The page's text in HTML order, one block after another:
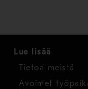
Lue lisää
Tietoa meistä
Avoimet